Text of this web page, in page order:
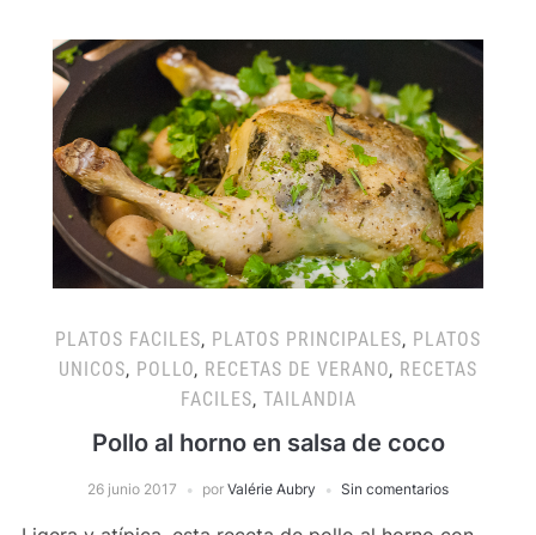
PLATOS FACILES, PLATOS PRINCIPALES, PLATOS
UNICOS, POLLO, RECETAS DE VERANO, RECETAS
FACILES, TAILANDIA
Pollo al horno en salsa de coco
26 junio 2017 por Valérie Aubry Sin comentarios